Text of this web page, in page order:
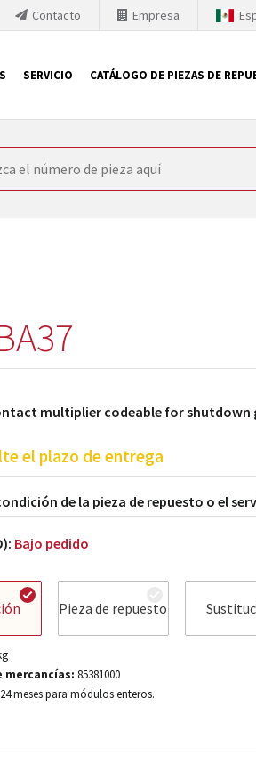
Empresa
Contacto
SERVICIO CATÁLOGO DE PIEZAS DE
multiplier codeable for shutdown
el plazo de entrega
de la pieza de repuesto o el
Bajo pedido
Pieza de repuesto
mercancías: 85381000
meses para módulos enteros.